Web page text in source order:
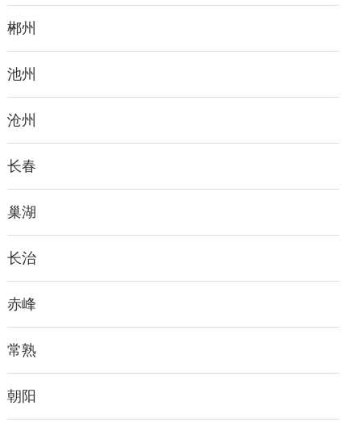
郴州
池州
沧州
长春
巢湖
长治
赤峰
常熟
朝阳